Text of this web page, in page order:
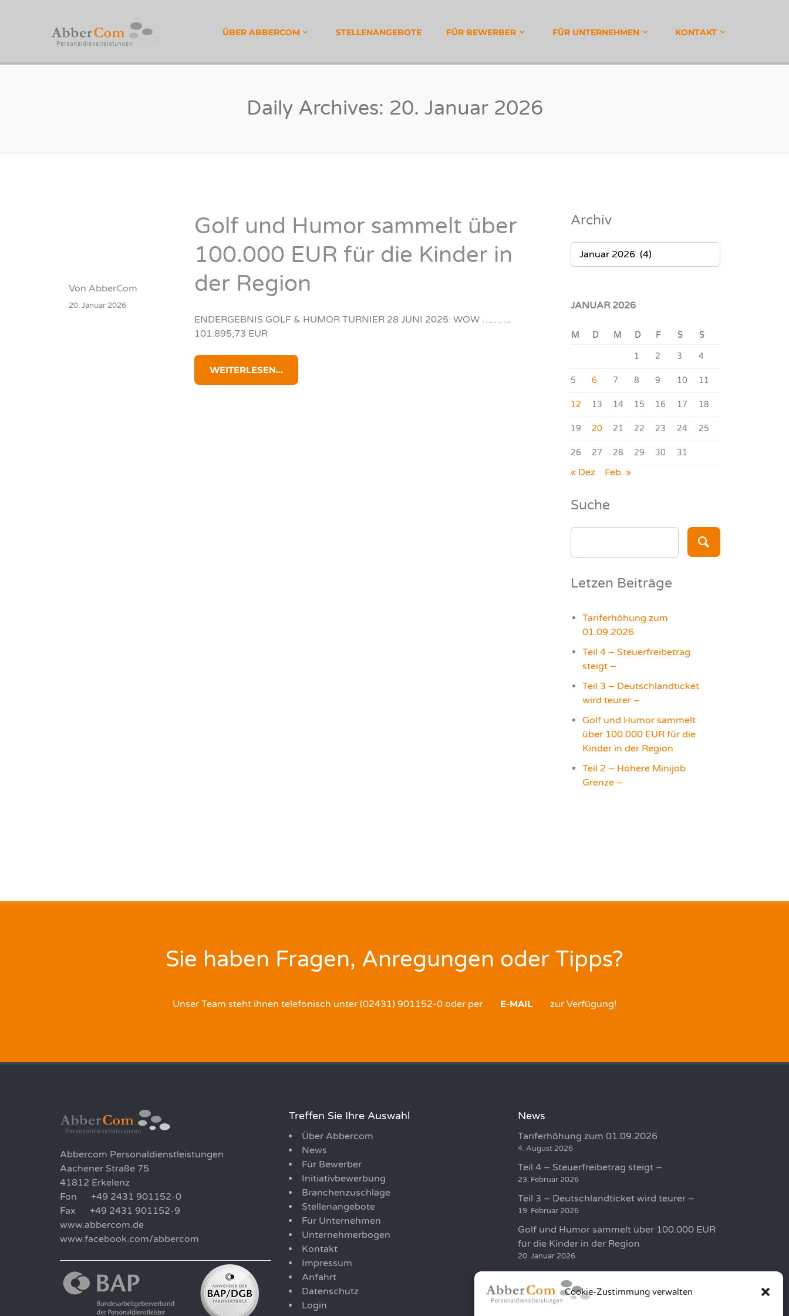
Cookie-Zustimmung verwalten
ABBERCOM PERSONALDIENSTLEISTUNGEN
ÜBER ABBERCOM STELLENANGEBOTE FÜR BEWERBER FÜR UNTERNEHMEN KONTAKT
Daily Archives: 20. Januar 2026
Von AbberCom
20. Januar 2026
Golf und Humor sammelt über
100.000 EUR für die Kinder in
der Region
ENDERGEBNIS GOLF & HUMOR TURNIER 28 JUNI 2025: WOW ……….
101.895,73 EUR
WEITERLESEN...
Archiv
ARCHIV
JANUAR 2026
M D M D F S S
1 2 3 4
5 6 7 8 9 10 11
12 13 14 15 16 17 18
19 20 21 22 23 24 25
26 27 28 29 30 31
« Dez. Feb. »
Suche
SEARCH
Letzen Beiträge
Tariferhöhung zum
01.09.2026
Teil 4 – Steuerfreibetrag
steigt –
Teil 3 – Deutschlandticket
wird teurer –
Golf und Humor sammelt
über 100.000 EUR für die
Kinder in der Region
Teil 2 – Höhere Minijob
Grenze –
Sie haben Fragen, Anregungen oder Tipps?
Unser Team steht ihnen telefonisch unter (02431) 901152-0 oder per E-MAIL zur Verfügung!
Abbercom Personaldienstleistungen
Aachener Straße 75
41812 Erkelenz
Fon +49 2431 901152-0
Fax +49 2431 901152-9
www.abbercom.de
www.facebook.com/abbercom
Treffen Sie Ihre Auswahl
Über Abbercom
News
Für Bewerber
Initiativbewerbung
Branchenzuschläge
Stellenangebote
Für Unternehmen
Unternehmerbogen
Kontakt
Impressum
Anfahrt
Datenschutz
Login
News
Tariferhöhung zum 01.09.2026
4. August 2026
Teil 4 – Steuerfreibetrag steigt –
23. Februar 2026
Teil 3 – Deutschlandticket wird teurer –
19. Februar 2026
Golf und Humor sammelt über 100.000 EUR
für die Kinder in der Region
20. Januar 2026
Teil 2 – Höhere Minijob Grenze –
12. Januar 2026